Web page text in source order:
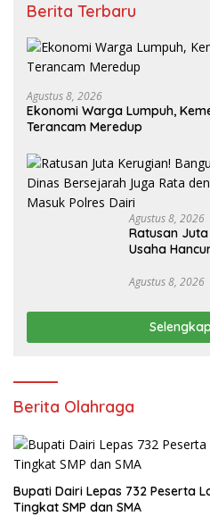
Berita Terbaru
Agustus 8, 2026
Ekonomi Warga Lumpuh,
Terancam Meredup
Agustus 8, 2026
Ratusan
Usaha
Resmi Masuk
Agustus 8, 2026
Berita Olahraga
Bupati Dairi Lepas 732 Peserta
Tingkat SMP dan SMA